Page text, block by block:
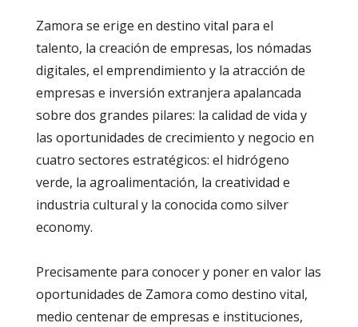
Zamora se erige en destino vital para el
talento, la creación de empresas, los nómadas
digitales, el emprendimiento y la atracción de
empresas e inversión extranjera apalancada
sobre dos grandes pilares: la calidad de vida y
las oportunidades de crecimiento y negocio en
cuatro sectores estratégicos: el hidrógeno
verde, la agroalimentación, la creatividad e
industria cultural y la conocida como silver
economy.
Precisamente para conocer y poner en valor las
oportunidades de Zamora como destino vital,
medio centenar de empresas e instituciones,